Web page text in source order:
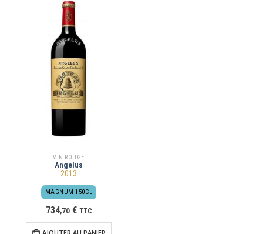
VIN ROUGE
Angelus
2013
MAGNUM 150CL
734,70 € TTC